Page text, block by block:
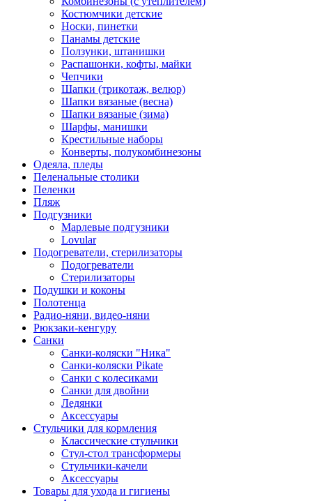
Костюмчики детские
Носки, пинетки
Панамы детские
Ползунки, штанишки
Распашонки, кофты, майки
Чепчики
Шапки (трикотаж, велюр)
Шапки вязаные (весна)
Шапки вязаные (зима)
Шарфы, манишки
Крестильные наборы
Конверты, полукомбинезоны
Одеяла, пледы
Пеленальные столики
Пеленки
Пляж
Подгузники
Марлевые подгузники
Lovular
Подогреватели, стерилизаторы
Подогреватели
Стерилизаторы
Подушки и коконы
Полотенца
Радио-няни, видео-няни
Рюкзаки-кенгуру
Санки
Санки-коляски "Ника"
Санки-коляски Pikate
Санки с колесиками
Санки для двойни
Ледянки
Аксессуары
Стульчики для кормления
Классические стульчики
Стул-стол трансформеры
Стульчики-качели
Аксессуары
Товары для ухода и гигиены